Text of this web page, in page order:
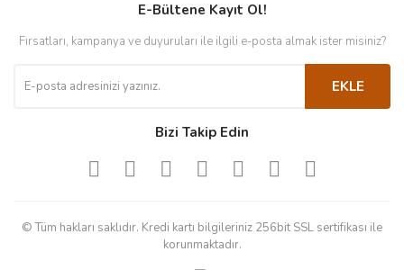
E-Bültene Kayıt Ol!
Fırsatları, kampanya ve duyuruları ile ilgili e-posta almak ister misiniz?
EKLE
Bizi Takip Edin
© Tüm hakları saklıdır. Kredi kartı bilgileriniz 256bit SSL sertifikası ile
korunmaktadır.